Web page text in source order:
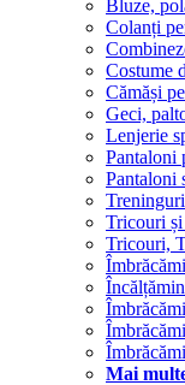
Bluze,
Colanți
Costume
Cămăși
Geci,
Lenjerie
Pantaloni
Pantaloni
Tricouri
Tricouri,
Mai